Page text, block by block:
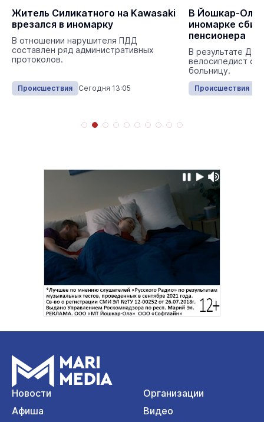
Житель Силикатного на Kawasaki
врезался в иномарку
В отношении нарушителя ПДД
составлен ряд административных
протоколов.
Происшествия Сегодня 13:05
В Йошкар-Оле
иномарке
пенсионера
В результате
велосипедист с
больницу.
Происшествия
Новости
Организации
Афиша
Видео